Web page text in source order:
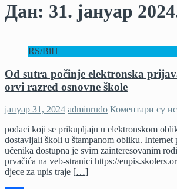
Дан: 31. јануар
RS/BiH
Od sutra počinje elektronska
orvi razred osnovne škole
јануар 31, 2024 adminrudo Коментари су
podaci koji se prikupljaju u elektronskom
dostavljali školi u štampanom obliku. Internet
učenika dostupna je svim zainteresovanim
prvačića na veb-stranici https://
djece za upis traje […]